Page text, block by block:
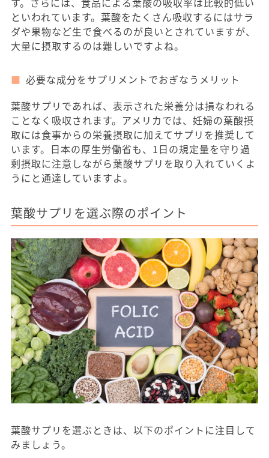
といわれています。葉酸をたくさん吸収するにはサラ
ダや果物など生で食べるのが良いとされていますが、
大量に摂取するのは難しいですよね。
必要な成分をサプリメントでおぎなうメリット
葉酸サプリであれば、表示された栄養分は損なわれる
ことなく吸収されます。アメリカでは、妊婦の葉酸摂
取には食事からの栄養摂取に加えてサプリを推奨して
います。日本の厚生労働省も、1日の規定量を守り過
剰摂取に注意しながら葉酸サプリを取り入れていくよ
うにと通達していますよ。
葉酸サプリを選ぶ際のポイント
葉酸サプリを選ぶときは、以下のポイントに注目して
みましょう。